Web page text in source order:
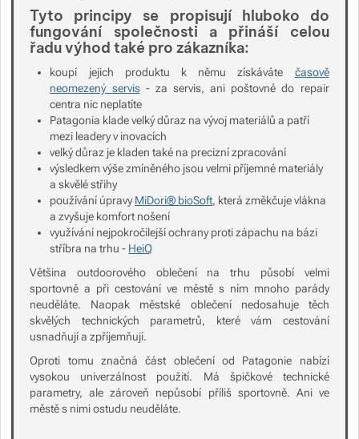
Tyto principy se propisují hluboko do
fungování společnosti a přináší celou
řadu výhod také pro zákazníka:
koupí jejich produktu k němu získáváte časově
neomezený servis- za servis, ani poštovné do repair
centra nic neplatíte
Patagonia klade velký důraz na vývoj materiálů a patří
mezi leadery v inovacích
velký důraz je kladen také na precizní zpracování
výsledkem výše zmíněného jsou velmi příjemné materiály
a skvělé střihy
používání úpravyMiDori® bioSoft, která změkčuje vlákna
a zvyšuje komfort nošení
využívání nejpokročilejší ochrany proti zápachu na bázi
stříbra na trhu - HeiQ
Většina outdoorového oblečení na trhu působí velmi
sportovně a při cestování ve městě s ním mnoho parády
neuděláte. Naopak městské oblečení nedosahuje těch
skvělých technických parametrů, které vám cestování
usnadňují a zpříjemňují.
Oproti tomu značná část oblečení od Patagonie nabízí
vysokou univerzálnost použití. Má špičkové technické
parametry, ale zároveň nepůsobí příliš sportovně. Ani ve
městě s nimi ostudu neuděláte.